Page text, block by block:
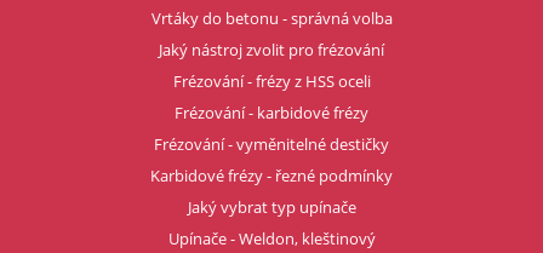
Vrtáky do betonu - správná volba
Jaký nástroj zvolit pro frézování
Frézování - frézy z HSS oceli
Frézování - karbidové frézy
Frézování - vyměnitelné destičky
Karbidové frézy - řezné podmínky
Jaký vybrat typ upínače
Upínače - Weldon, kleštinový